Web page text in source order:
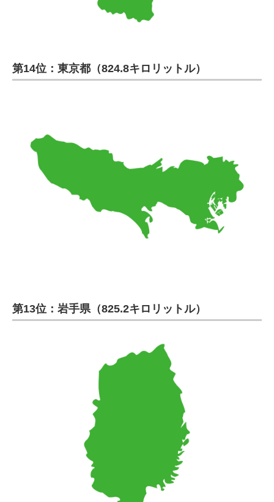
第14位：東京都（824.8キロリットル）
第13位：岩手県（825.2キロリットル）